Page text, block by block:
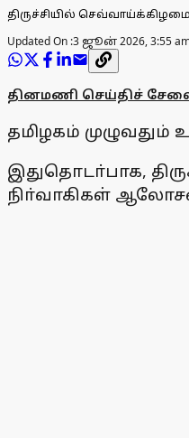
திருச்சியில்
Updated On :3 ஜூன் 2026, 3:55
தினமணி செய்திச்
தமிழகம்
இதுதொடா்பாக,
நிா்வாகிகள்